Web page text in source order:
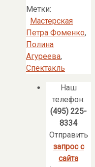
Метки:
Мастерская
Петра Фоменко,
Полина
Агуреева,
Спектакль
Наш
телефон:
(495) 225-
8334
Отправить
запрос с
сайта